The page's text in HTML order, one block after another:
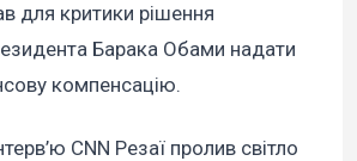
для критики рішення
Барака Обами надати
компенсацію.
CNN Резаї пролив світло